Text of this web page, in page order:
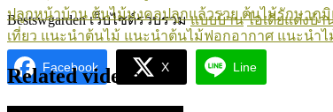
Bestswgarden เว็บไซต์รวบรวมแบบบ้าน ไอเดียแต่งบ้า
Facebook X Line
ปลูกหน้าบ้านต้นไม้มงคลปลูกแล้วรวยต้นไม้รักษาภู
เที่ยว แนะนำต้นไม้ แนะนำต้นไม้ฟอกอากาศ แนะนำไ
Related videos